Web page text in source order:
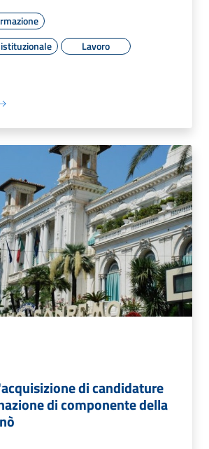
Lavoro
di candidature
di componente della